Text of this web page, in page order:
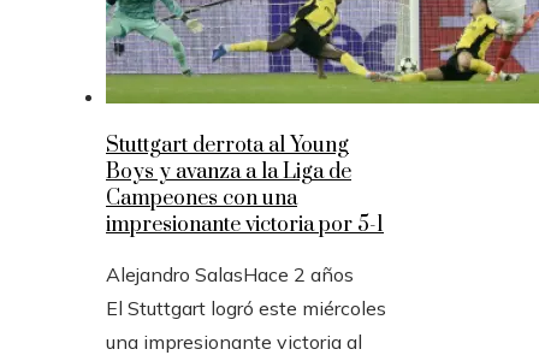
Stuttgart derrota al Young
Boys y avanza a la Liga de
Campeones con una
impresionante victoria por 5-1
Alejandro SalasHace 2 años
El Stuttgart logró este miércoles
una impresionante victoria al